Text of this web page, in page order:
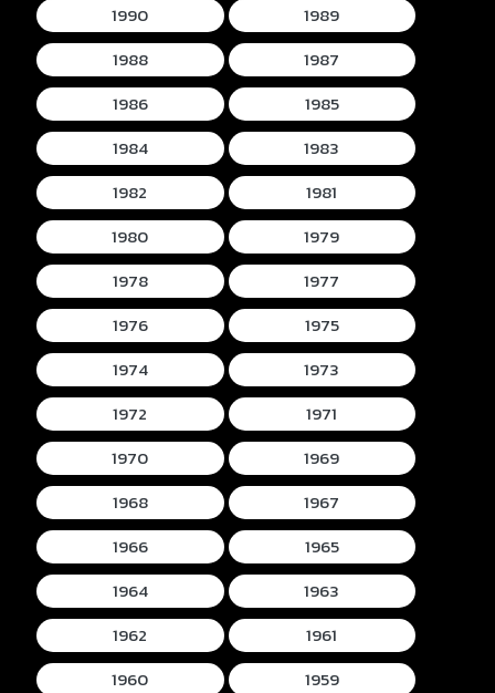
1990
1989
1988
1987
1986
1985
1984
1983
1982
1981
1980
1979
1978
1977
1976
1975
1974
1973
1972
1971
1970
1969
1968
1967
1966
1965
1964
1963
1962
1961
1960
1959